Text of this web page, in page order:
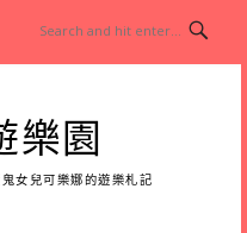
樂園
女兒可樂娜的遊樂札記